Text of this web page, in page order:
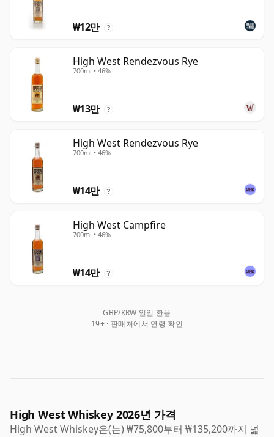
₩12만 ?
High West Rendezvous Rye
700ml • 46%
₩13만 ?
High West Rendezvous Rye
700ml • 46%
₩14만 ?
High West Campfire
700ml • 46%
₩14만 ?
GBP/KRW 일일 환율
19+ · 판매처에서 연령 확인
High West Whiskey 2026년 가격
High West Whiskey은(는) ₩75,800부터 ₩135,200까지 넓